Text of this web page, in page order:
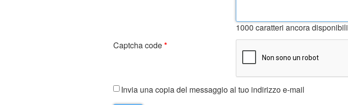
1000 caratteri ancora disponibili
Captcha code*
Invia una copia del messaggio al tuo indirizzo e-mail